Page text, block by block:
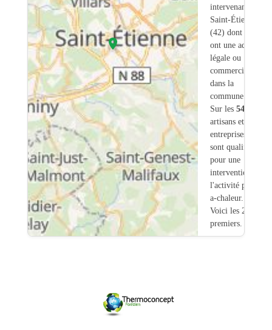
intervenant sur
Saint-Étienne
(42) dont
ont une adresse
légale ou
commerciale
dans la
commune.
Sur les 542
artisans et
entreprises
sont qualifiés
pour une
intervention sur
l'activité pompe-
a-chaleur.
Voici les 20
premiers.